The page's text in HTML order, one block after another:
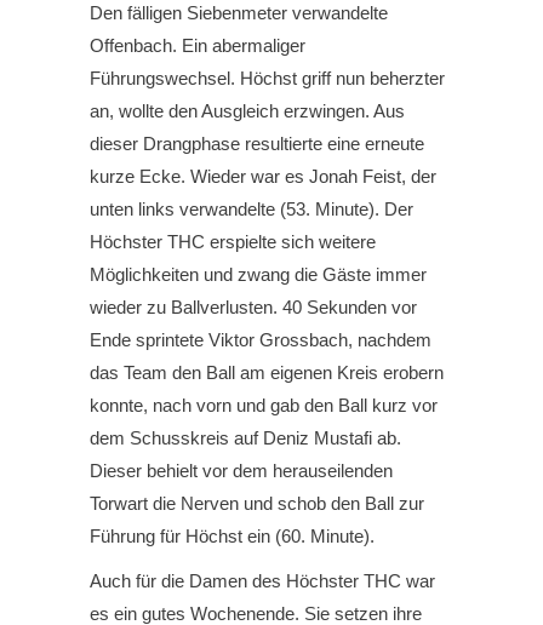
Den fälligen Siebenmeter verwandelte
Offenbach. Ein abermaliger
Führungswechsel. Höchst griff nun beherzter
an, wollte den Ausgleich erzwingen. Aus
dieser Drangphase resultierte eine erneute
kurze Ecke. Wieder war es Jonah Feist, der
unten links verwandelte (53. Minute). Der
Höchster THC erspielte sich weitere
Möglichkeiten und zwang die Gäste immer
wieder zu Ballverlusten. 40 Sekunden vor
Ende sprintete Viktor Grossbach, nachdem
das Team den Ball am eigenen Kreis erobern
konnte, nach vorn und gab den Ball kurz vor
dem Schusskreis auf Deniz Mustafi ab.
Dieser behielt vor dem herauseilenden
Torwart die Nerven und schob den Ball zur
Führung für Höchst ein (60. Minute).
Auch für die Damen des Höchster THC war
es ein gutes Wochenende. Sie setzen ihre